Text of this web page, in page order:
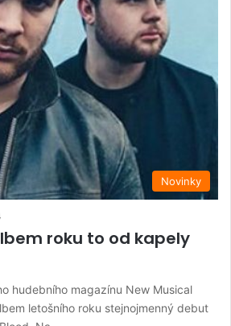
Novinky
roku to od kapely
hudebního magazínu New Musical
letošního roku stejnojmenný debut